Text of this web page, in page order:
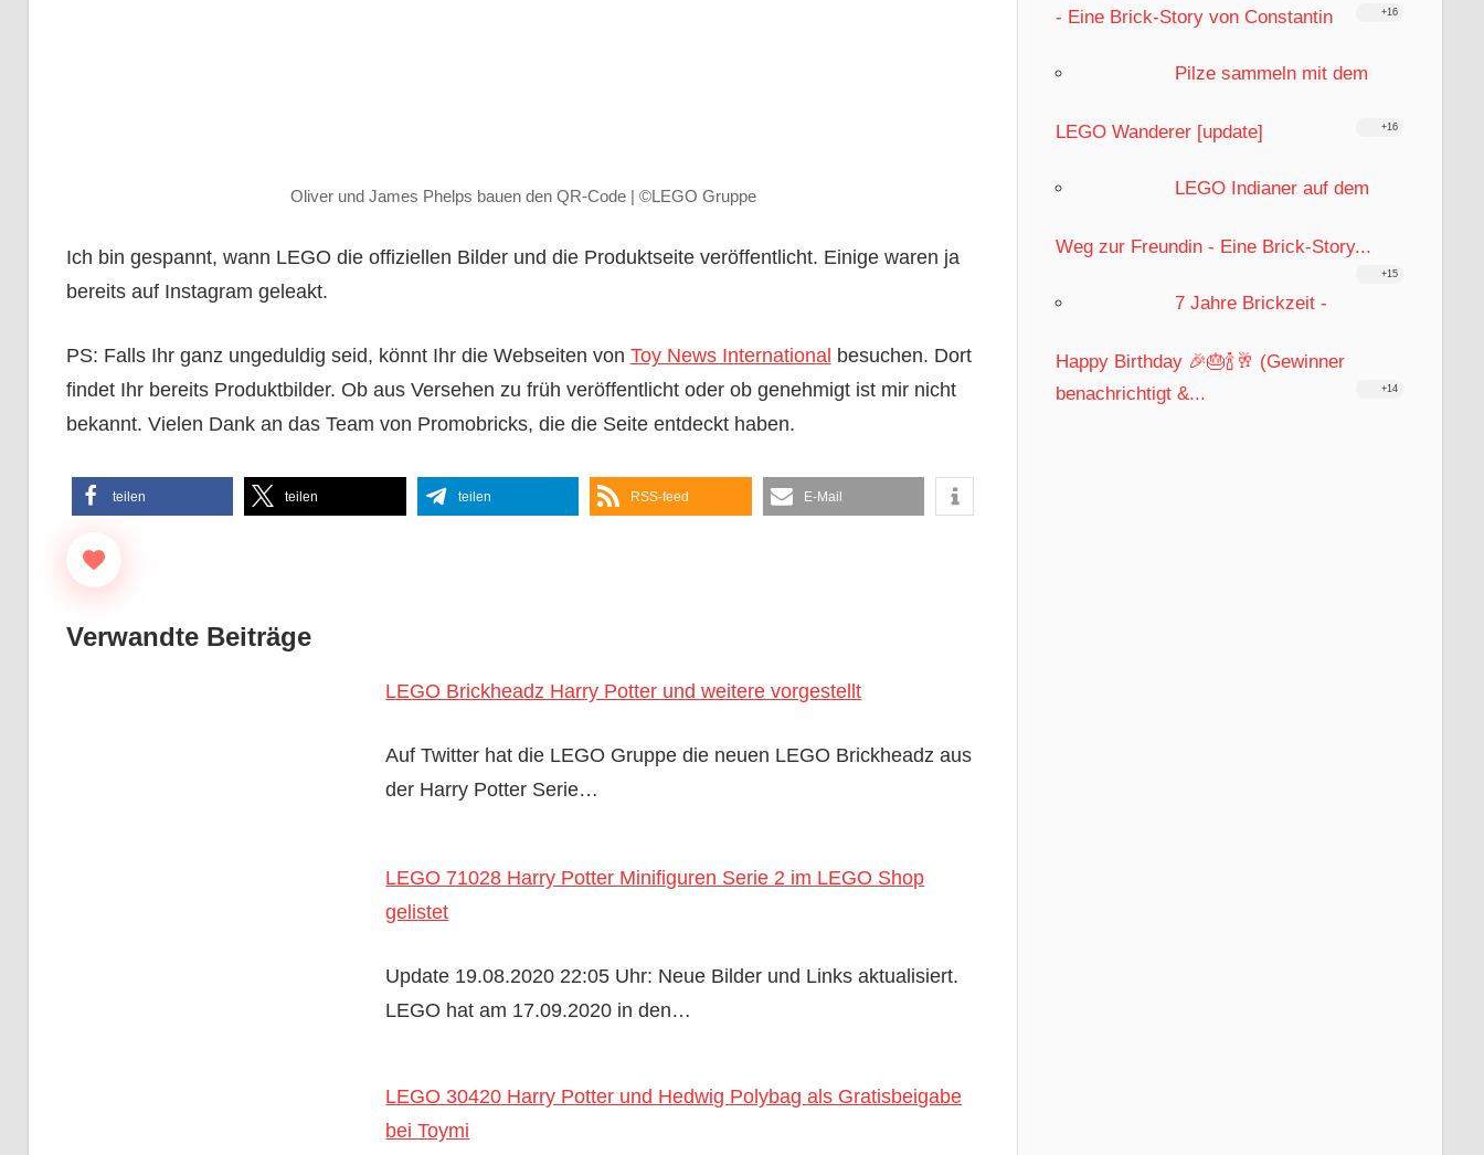
Oliver und James Phelps bauen den QR-Code | ©LEGO Gruppe
Ich bin gespannt, wann LEGO die offiziellen Bilder und die Produktseite veröffentlicht. Einige waren ja
bereits auf Instagram geleakt.
PS: Falls Ihr ganz ungeduldig seid, könnt Ihr die Webseiten von Toy News International besuchen. Dort
findet Ihr bereits Produktbilder. Ob aus Versehen zu früh veröffentlicht oder ob genehmigt ist mir nicht
bekannt. Vielen Dank an das Team von Promobricks, die die Seite entdeckt haben.
teilen teilen teilen RSS-feed E-Mail
Verwandte Beiträge
LEGO Brickheadz Harry Potter und weitere vorgestellt
Auf Twitter hat die LEGO Gruppe die neuen LEGO Brickheadz aus
der Harry Potter Serie…
LEGO 71028 Harry Potter Minifiguren Serie 2 im LEGO Shop
gelistet
Update 19.08.2020 22:05 Uhr: Neue Bilder und Links aktualisiert.
LEGO hat am 17.09.2020 in den…
LEGO 30420 Harry Potter und Hedwig Polybag als Gratisbeigabe
bei Toymi
- Eine Brick-Story von Constantin +16
Pilze sammeln mit dem
LEGO Wanderer [update] +16
LEGO Indianer auf dem
Weg zur Freundin - Eine Brick-Story...
+15
7 Jahre Brickzeit -
Happy Birthday 🎉🎂🍾🥂 (Gewinner
benachrichtigt &...
+14